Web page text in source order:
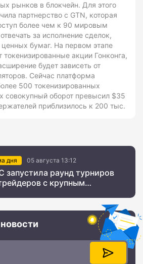
рынков в блокчейн. Для этого
партнерство с GTN, которая
более чем к 90 мировым
за исполнение сделок,
ценных бумаг. На первом этапе
токенизированные акции Гонконга,
будет зависеть от
Сейчас платформа
500 токенизированных
совокупный оборот превысил $35
приблизилось к 200 тыс.
дня 05 августа 13:12
запустила раунд турниров
с крупным